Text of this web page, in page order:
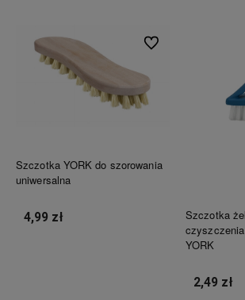
Szczotka YORK do szorowania
uniwersalna
4,99 zł
Do ulubionych
Szczotka
YORK
2,49 zł